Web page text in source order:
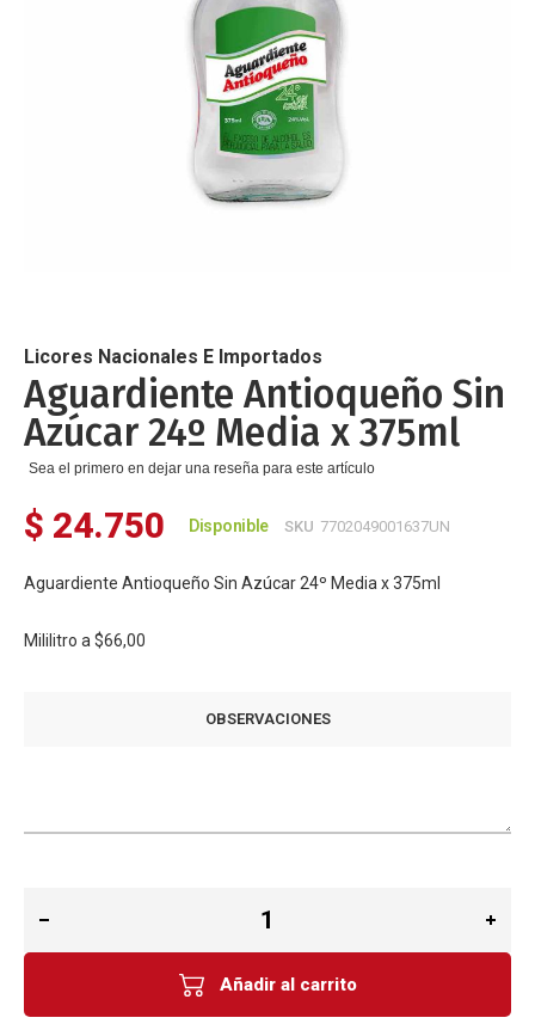
de
la
galería
de
imágenes
Licores Nacionales E Importados
Aguardiente Antioqueño Sin
Azúcar 24º Media x 375ml
Sea el primero en dejar una reseña para este artículo
$ 24.750 Disponible SKU 7702049001637UN
Aguardiente Antioqueño Sin Azúcar 24º Media x 375ml
Mililitro a $66,00
OBSERVACIONES
Añadir al carrito